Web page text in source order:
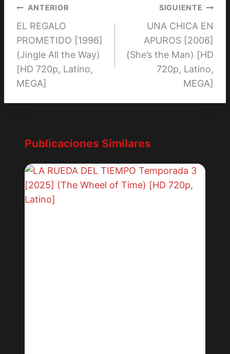
Navegación
de
entradas
ANTERIOR
EL REGALO
PROMETIDO [1996]
(Jingle All the Way)
[HD 720p, Latino,
MEGA]
SIGUIENTE
UNA CHICA EN
APUROS [2006]
(She’s the Man) [HD
720p, Latino,
MEGA]
Publicaciones Similares